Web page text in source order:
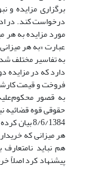
برگزاری مزایده و
درخواست کند. در
مورد مزایده به هر
عبارت «به هر
به تفاسیر مختلف
دارد که در مزایده
فروخت و قیمت
به قصور
8/6/1384
هر میزانی که
هم نباید